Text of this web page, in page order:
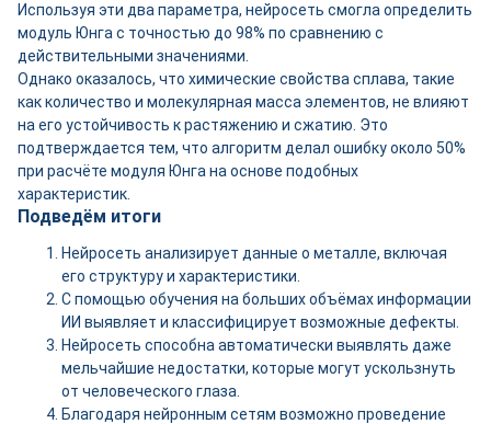
Используя эти два параметра, нейросеть смогла определить
модуль Юнга с точностью до 98% по сравнению с
действительными значениями.
Однако оказалось, что химические свойства сплава, такие
как количество и молекулярная масса элементов, не влияют
на его устойчивость к растяжению и сжатию. Это
подтверждается тем, что алгоритм делал ошибку около 50%
при расчёте модуля Юнга на основе подобных
характеристик.
Подведём итоги
Нейросеть анализирует данные о металле, включая
его структуру и характеристики.
С помощью обучения на больших объёмах информации
ИИ выявляет и классифицирует возможные дефекты.
Нейросеть способна автоматически выявлять даже
мельчайшие недостатки, которые могут ускользнуть
от человеческого глаза.
Благодаря нейронным сетям возможно проведение